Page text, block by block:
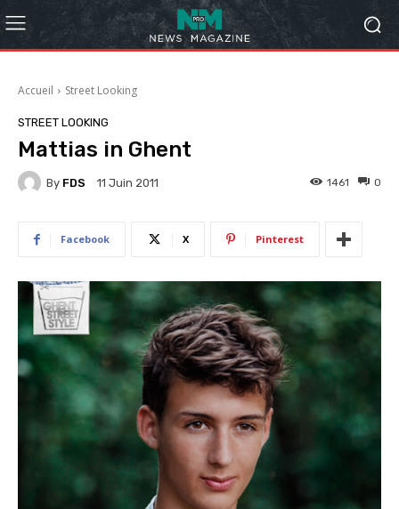
Accueil Street Looking
STREET LOOKING
Mattias in Ghent
By FDS 11 Juin 2011 0
1461
Facebook X Pinterest